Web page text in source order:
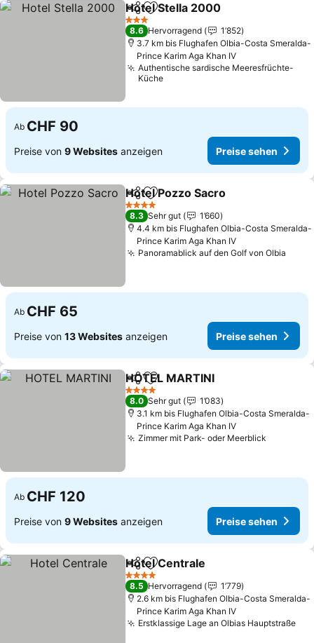
TeilenZu Favoriten hinzufügen
Hotel Stella 2000
3 Sterne
8.6 Hervorragend
1’852
3.7 km bis Flughafen Olbia-Costa Smeralda-
Prince Karim Aga Khan IV
Authentische sardische Meeresfrüchte-
Küche
Ab CHF 90
Preise von 9 Websites anzeigen Preise sehen
TeilenZu Favoriten hinzufügen
Hotel Pozzo Sacro
4 Sterne
8.3 Sehr gut
1’660
4.4 km bis Flughafen Olbia-Costa Smeralda-
Prince Karim Aga Khan IV
Panoramablick auf den Golf von Olbia
Ab CHF 65
Preise von 13 Websites anzeigen Preise sehen
TeilenZu Favoriten hinzufügen
HOTEL MARTINI
4 Sterne
8.0 Sehr gut
1’083
3.1 km bis Flughafen Olbia-Costa Smeralda-
Prince Karim Aga Khan IV
Zimmer mit Park- oder Meerblick
Ab CHF 120
Preise von 9 Websites anzeigen Preise sehen
TeilenZu Favoriten hinzufügen
Hotel Centrale
4 Sterne
8.5 Hervorragend
1’779
2.6 km bis Flughafen Olbia-Costa Smeralda-
Prince Karim Aga Khan IV
Erstklassige Lage an Olbias Hauptstraße